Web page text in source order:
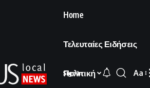
Home
Τελευταίες Ειδήσεις
Πολιτική
Sign In
Font
Aa